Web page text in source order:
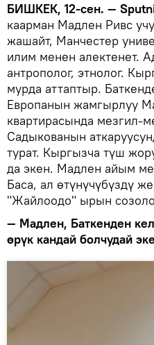
БИШКЕК, 12-сен. —
каарман Мадлен Ривс
жашайт, Манчестер
илим менен алектенет.
антрополог, этнолог.
мурда аттаптыр.
Европанын жамгырлуу
квартирасында мезгил-
Садыкованын
турат. Кыргызча түш
да экен. Мадлен айым
Баса, ал өтүнүчүбүздү
"Жайлоодо" ырын
— Мадлен, Баткенден
өрүк кандай болчудай